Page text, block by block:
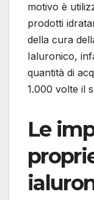
motivo è
prodotti
della cura
Ialuronico,
quantità di
1.000 volte il
Le